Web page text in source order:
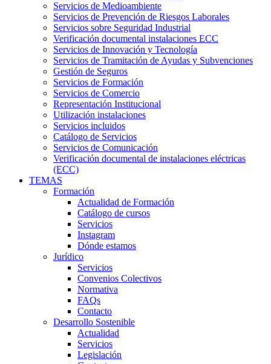
Servicios de Medioambiente
Servicios de Prevención de Riesgos Laborales
Servicios sobre Seguridad Industrial
Verificación documental instalaciones ECC
Servicios de Innovación y Tecnología
Servicios de Tramitación de Ayudas y Subvenciones
Gestión de Seguros
Servicios de Formación
Servicios de Comercio
Representación Institucional
Utilización instalaciones
Servicios incluidos
Catálogo de Servicios
Servicios de Comunicación
Verificación documental de instalaciones eléctricas
(ECC)
TEMAS
Formación
Actualidad de Formación
Catálogo de cursos
Servicios
Instagram
Dónde estamos
Jurídico
Servicios
Convenios Colectivos
Normativa
FAQs
Contacto
Desarrollo Sostenible
Actualidad
Servicios
Legislación